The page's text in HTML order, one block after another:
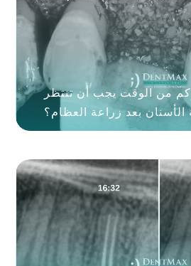
كم من الوقت يجب أن تنتظر
الأسنان بعد زراعة العظام؟